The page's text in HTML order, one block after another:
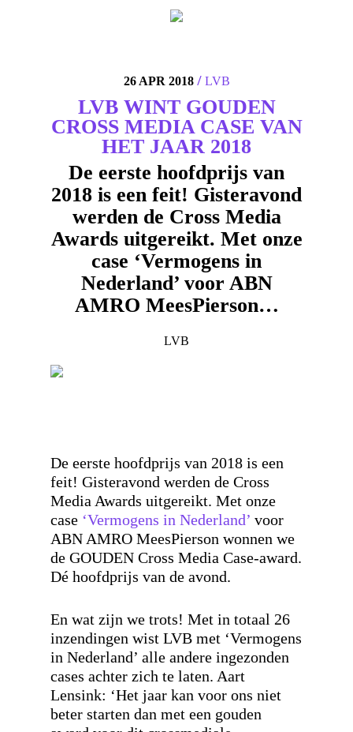
26 APR 2018/ LVB
LVB WINT GOUDEN
CROSS MEDIA CASE VAN
HET JAAR 2018
De eerste hoofdprijs van
2018 is een feit! Gisteravond
werden de Cross Media
Awards uitgereikt. Met onze
case ‘Vermogens in
Nederland’ voor ABN
AMRO MeesPierson…
LVB
De eerste hoofdprijs van 2018 is een
feit! Gisteravond werden de Cross
Media Awards uitgereikt. Met onze
case ‘Vermogens in Nederland’ voor
ABN AMRO MeesPierson wonnen we
de GOUDEN Cross Media Case-award.
Dé hoofdprijs van de avond.
En wat zijn we trots! Met in totaal 26
inzendingen wist LVB met ‘Vermogens
in Nederland’ alle andere ingezonden
cases achter zich te laten. Aart
Lensink: ‘Het jaar kan voor ons niet
beter starten dan met een gouden